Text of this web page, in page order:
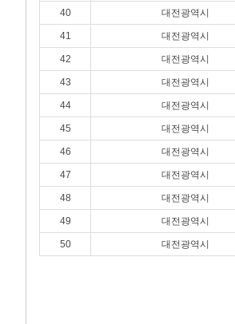
40 대전광역시
41 대전광역시
42 대전광역시
43 대전광역시
44 대전광역시
45 대전광역시
46 대전광역시
47 대전광역시
48 대전광역시
49 대전광역시
50 대전광역시